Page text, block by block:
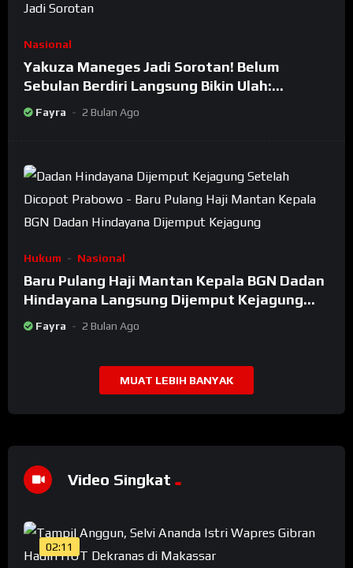
Nasional
Yakuza Maneges Jadi Sorotan! Belum
Sebulan Berdiri Langsung Bikin Ulah:
Bongkar Oknum Kiyai Besar
Fayra 2 Bulan Ago
Hukum Nasional
Baru Pulang Haji Mantan Kepala BGN Dadan
Hindayana Langsung Dijemput Kejagung
Setelah Dicopot Prabowo
Fayra 2 Bulan Ago
MUAT LEBIH BANYAK
Video Singkat
02:11